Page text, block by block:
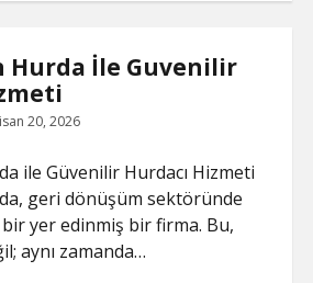
Olur
Mu
Hurda İle Guvenilir
20, 2026
ile Güvenilir Hurdacı Hizmeti
geri dönüşüm sektöründe
yer edinmiş bir firma. Bu,
aynı zamanda…